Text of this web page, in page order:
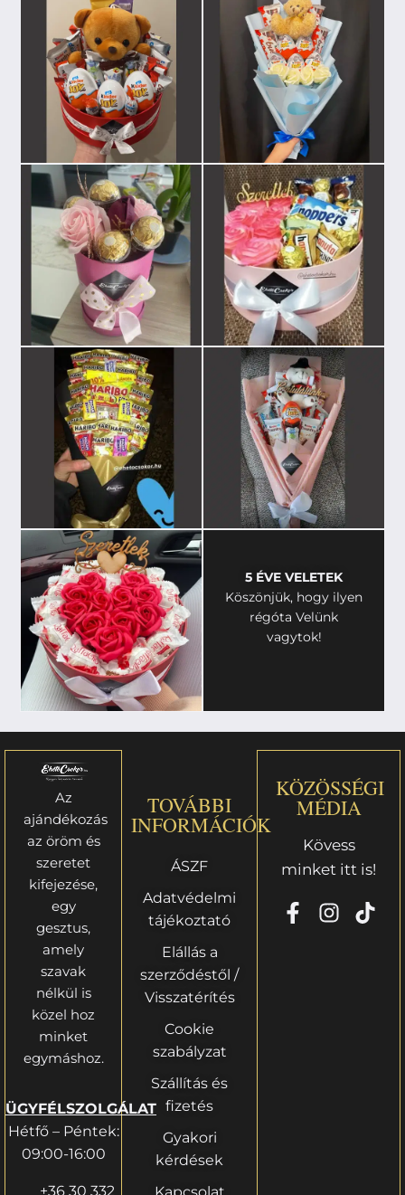
5 ÉVE VELETEK
Köszönjük, hogy ilyen
régóta Velünk
vagytok!
Az
ajándékozás
az öröm és
szeretet
kifejezése,
egy
gesztus,
amely
szavak
nélkül is
közel hoz
minket
egymáshoz.
ÜGYFÉLSZOLGÁLAT
Hétfő – Péntek:
09:00-16:00
+36 30 332
TOVÁBBI
INFORMÁCIÓK
ÁSZF
Adatvédelmi
tájékoztató
Elállás a
szerződéstől /
Visszatérítés
Cookie
szabályzat
Szállítás és
fizetés
Gyakori
kérdések
KÖZÖSSÉGI
MÉDIA
Kövess
minket itt is!